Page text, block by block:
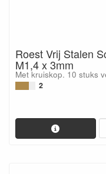
Roest Vrij Stalen
M1,4 x 3mm
Met kruiskop. 10 stuks
2